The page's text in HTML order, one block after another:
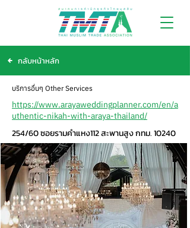
กลับหน้าหลัก
บริการอื่นๆ Other Services
https://www.arayaweddingplanner.com/en/a
uthentic-nikah-with-araya-thailand/
254/60 ซอยรามคำแหง112 สะพานสูง กทม. 10240